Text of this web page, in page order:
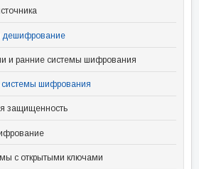
дешифрование
и ранние системы шифрования
системы шифрования
защищенность
с открытыми ключами